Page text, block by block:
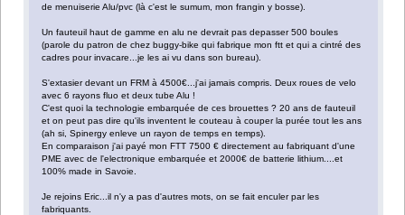
de menuiserie Alu/pvc (là c'est le sumum, mon frangin y bosse).
Un fauteuil haut de gamme en alu ne devrait pas depasser 500 boules
(parole du patron de chez buggy-bike qui fabrique mon ftt et qui a cintré des
cadres pour invacare...je les ai vu dans son bureau).
S'extasier devant un FRM à 4500€...j'ai jamais compris. Deux roues de velo
avec 6 rayons fluo et deux tube Alu !
C'est quoi la technologie embarquée de ces brouettes ? 20 ans de fauteuil
et on peut pas dire qu'ils inventent le couteau à couper la purée tout les ans
(ah si, Spinergy enleve un rayon de temps en temps).
En comparaison j'ai payé mon FTT 7500 € directement au fabriquant d'une
PME avec de l'electronique embarquée et 2000€ de batterie lithium....et
100% made in Savoie.
Je rejoins Eric...il n'y a pas d'autres mots, on se fait enculer par les
fabriquants.